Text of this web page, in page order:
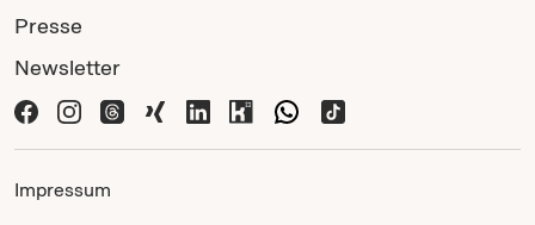
Presse
Newsletter
Impressum